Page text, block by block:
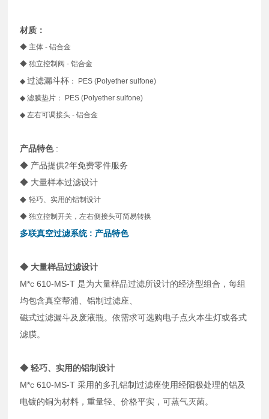
材质：
◆ 主体 - 铝合金
◆ 独立控制阀 - 铝合金
◆过滤漏斗杯 ： PES (Polyether sulfone)
◆ 滤膜垫片：
PES (Polyether sulfone)
◆ 左右可调接头 - 铝合金
产品特色 :
◆ 产品提供2年免费零件服务
◆ 大量样本过滤设计
◆轻巧、实用的铝制设计
◆ 独立控制开关，左右侧接头可简易转换
多联真空过滤系统 : 产品特色
◆ 大量样品过滤设计
M*c 610-MS-T 是为大量样品过滤所设计的经济型组合，每组
均包含真空帮浦、铝制过滤座、
磁式过滤漏斗及废液瓶。依需求可选购电子点火本生灯或各式
滤膜。
◆ 轻巧、实用的铝制设计
M*c 610-MS-T 采用的多孔铝制过滤座使用经阳极处理的铝及
电镀的铜为材料，重量轻、价格平实，可蒸气灭菌。